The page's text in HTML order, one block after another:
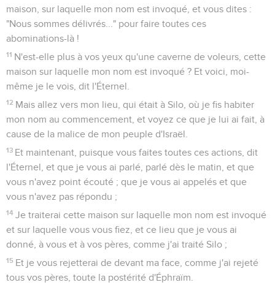
maison, sur laquelle mon nom est invoqué, et vous dites :
"Nous sommes délivrés..." pour faire toutes ces
abominations-là !
11 N'est-elle plus à vos yeux qu'une caverne de voleurs, cette
maison sur laquelle mon nom est invoqué ? Et voici, moi-
même je le vois, dit l'Éternel.
12 Mais allez vers mon lieu, qui était à Silo, où je fis habiter
mon nom au commencement, et voyez ce que je lui ai fait, à
cause de la malice de mon peuple d'Israël.
13 Et maintenant, puisque vous faites toutes ces actions, dit
l'Éternel, et que je vous ai parlé, parlé dès le matin, et que
vous n'avez point écouté ; que je vous ai appelés et que
vous n'avez pas répondu ;
14 Je traiterai cette maison sur laquelle mon nom est invoqué
et sur laquelle vous vous fiez, et ce lieu que je vous ai
donné, à vous et à vos pères, comme j'ai traité Silo ;
15 Et je vous rejetterai de devant ma face, comme j'ai rejeté
tous vos pères, toute la postérité d'Éphraïm.